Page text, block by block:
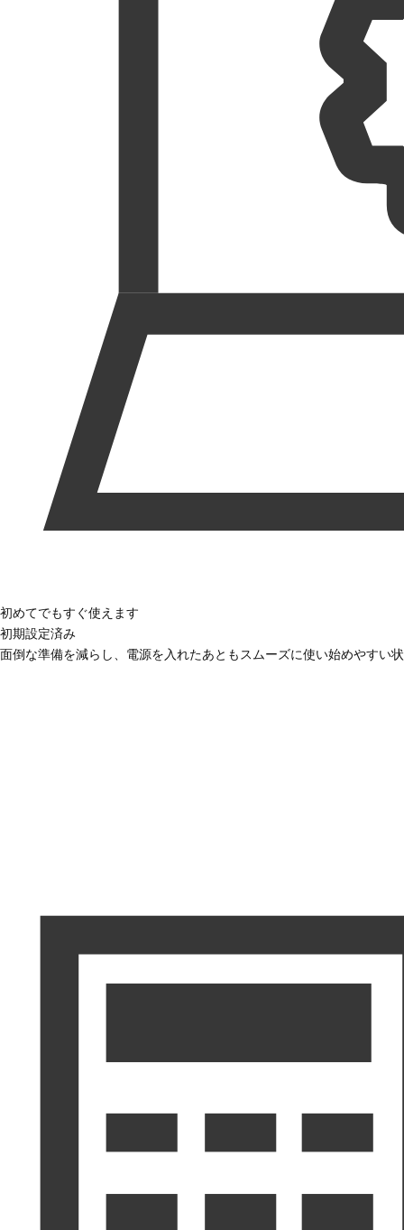
初めてでもすぐ使えます
初期設定済み
面倒な準備を減らし、電源を入れたあともスムーズに使い始めやすい